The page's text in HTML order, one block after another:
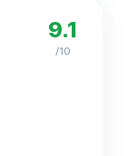
9.1
/10